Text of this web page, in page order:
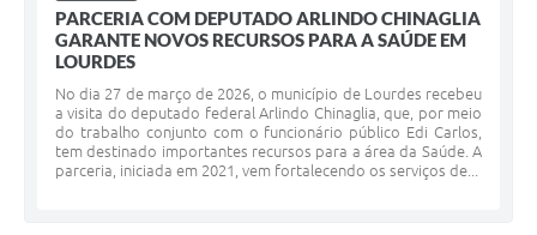
PARCERIA COM DEPUTADO ARLINDO CHINAGLIA
GARANTE NOVOS RECURSOS PARA A SAÚDE EM
LOURDES
No dia 27 de março de 2026, o município de Lourdes recebeu
a visita do deputado federal Arlindo Chinaglia, que, por meio
do trabalho conjunto com o funcionário público Edi Carlos,
tem destinado importantes recursos para a área da Saúde. A
parceria, iniciada em 2021, vem fortalecendo os serviços de...